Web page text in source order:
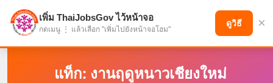
แบ่งปันโอกาส เพื่ออนาคตที่ก้าวหน้า
แท็ก: งานฤดูหนาวเชียงใหม่
เพิ่ม ThaiJobsGov ไว้หน้าจอ
กดเมนู ⋮ แล้วเลือก "เพิ่มไปยังหน้าจอโฮม"
ดูวิธี ×